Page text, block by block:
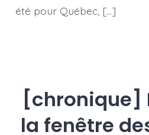
été pour Québec, […]
[chronique]
la fenêtre